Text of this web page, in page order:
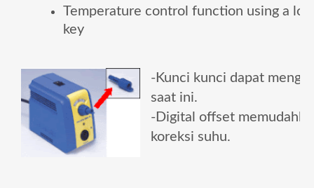
Temperature control function using a
key
-Kunci kunci dapat
saat ini.
-Digital offset
koreksi suhu.